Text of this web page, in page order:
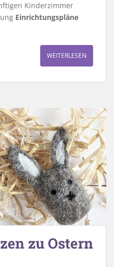
Kinderzimmer
Einrichtungspläne
WEITERLESEN
zu Ostern